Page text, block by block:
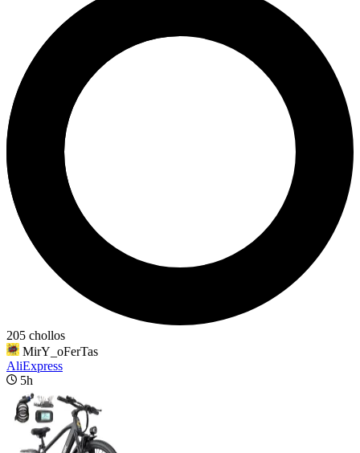
205 chollos
MirY_oFerTas
AliExpress
5h